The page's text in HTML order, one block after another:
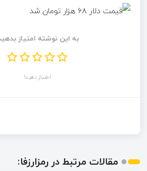
به این نوشته امتیاز
امتیاز دهید!
مقالات مرتبط در رمزارزفا: